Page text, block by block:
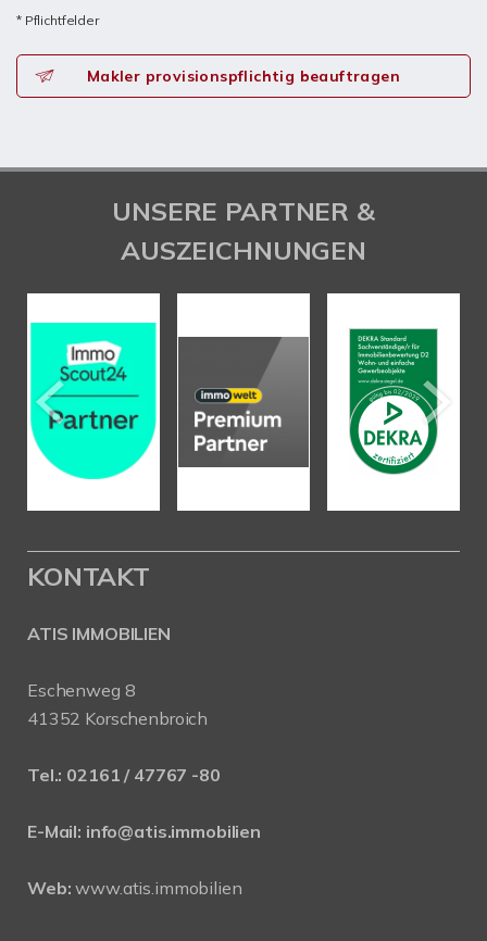
* Pflichtfelder
Makler provisionspflichtig beauftragen
UNSERE PARTNER &
AUSZEICHNUNGEN
KONTAKT
ATIS IMMOBILIEN
Eschenweg 8
41352 Korschenbroich
Tel.: 02161 / 47767 -80
E-Mail: info@atis.immobilien
Web: www.atis.immobilien